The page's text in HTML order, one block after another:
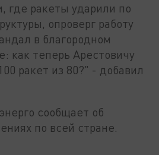
где ракеты ударили по
опроверг работу
в благородном
как теперь Арестовичу
ракет из 80?" - добавил
сообщает об
по всей стране.